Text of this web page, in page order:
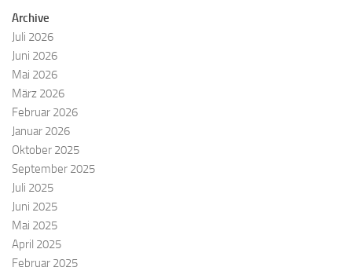
Archive
Juli 2026
Juni 2026
Mai 2026
März 2026
Februar 2026
Januar 2026
Oktober 2025
September 2025
Juli 2025
Juni 2025
Mai 2025
April 2025
Februar 2025